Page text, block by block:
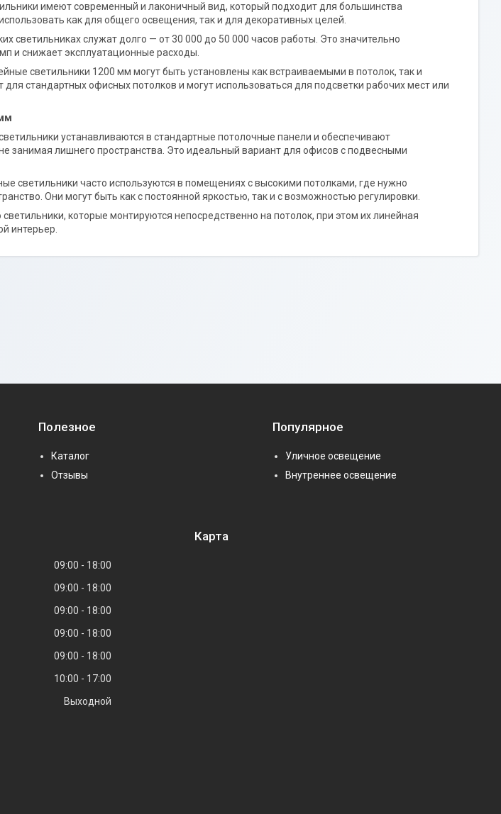
имеют современный и лаконичный вид, который подходит для большинства
как для общего освещения, так и для декоративных целей.
светильниках служат долго — от 30 000 до 50 000 часов работы. Это значительно
и снижает эксплуатационные расходы.
светильники 1200 мм могут быть установлены как встраиваемыми в потолок, так и
стандартных офисных потолков и могут использоваться для подсветки рабочих мест или
устанавливаются в стандартные потолочные панели и обеспечивают
занимая лишнего пространства. Это идеальный вариант для офисов с подвесными
светильники часто используются в помещениях с высокими потолками, где нужно
Они могут быть как с постоянной яркостью, так и с возможностью регулировки.
светильники, которые монтируются непосредственно на потолок, при этом их линейная
интерьер.
Полезное
Каталог
Отзывы
Популярное
Уличное освещение
Внутреннее освещение
09:00
18:00
09:00
18:00
09:00
18:00
09:00
18:00
09:00
18:00
10:00
17:00
Выходной
Карта